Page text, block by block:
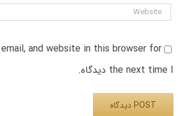
and website in this browser for
the next time I دیدگاه.